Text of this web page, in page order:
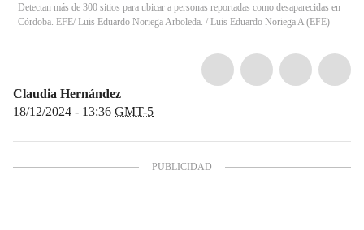
Detectan más de 300 sitios para ubicar a personas reportadas como desaparecidas en
Córdoba. EFE/ Luis Eduardo Noriega Arboleda. / Luis Eduardo Noriega A (EFE)
Claudia Hernández
18/12/2024 - 13:36 GMT-5